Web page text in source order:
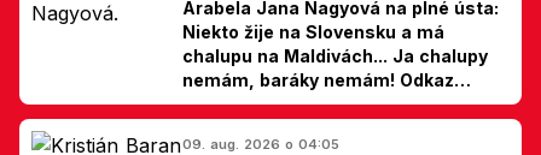
Arabela Jana Nagyová na plné ústa:
Niekto žije na Slovensku a má
chalupu na Maldivách... Ja chalupy
nemám, baráky nemám! Odkaz
Slovákom
09. aug. 2026 o 04:05